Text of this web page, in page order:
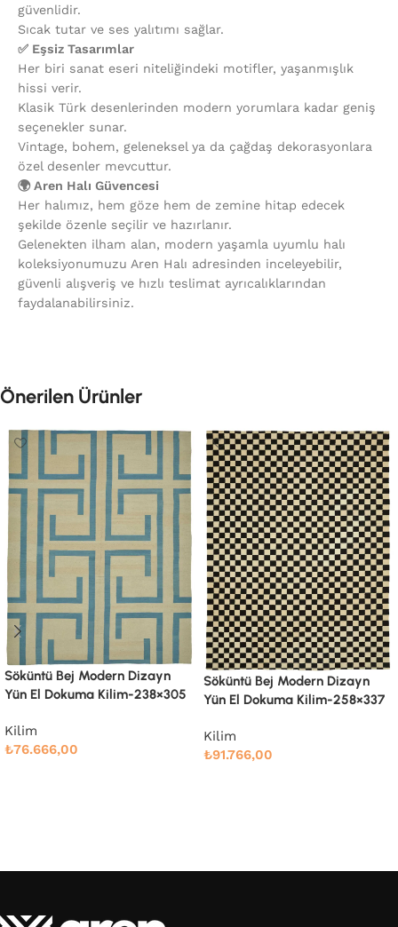
güvenlidir.
Sıcak tutar ve ses yalıtımı sağlar.
✅ Eşsiz Tasarımlar
Her biri sanat eseri niteliğindeki motifler, yaşanmışlık
hissi verir.
Klasik Türk desenlerinden modern yorumlara kadar geniş
seçenekler sunar.
Vintage, bohem, geleneksel ya da çağdaş dekorasyonlara
özel desenler mevcuttur.
🌍 Aren Halı Güvencesi
Her halımız, hem göze hem de zemine hitap edecek
şekilde özenle seçilir ve hazırlanır.
Gelenekten ilham alan, modern yaşamla uyumlu halı
koleksiyonumuzu Aren Halı adresinden inceleyebilir,
güvenli alışveriş ve hızlı teslimat ayrıcalıklarından
faydalanabilirsiniz.
Önerilen Ürünler
Söküntü Bej Modern Dizayn
Yün El Dokuma Kilim-258×337
Kilim
₺91.766,00
Söküntü Bej Modern Dizayn
Yün El Dokuma Kilim-305×410
Kilim
₺ 132.000,00